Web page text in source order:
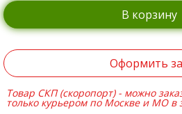
В корзину
Оформить
Товар СКП (скоропорт) - можно
только курьером по Москве и МО в